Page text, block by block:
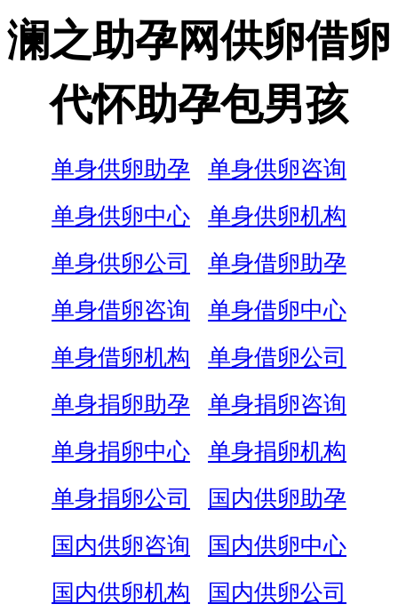
澜之助孕网供卵借卵
代怀助孕包男孩
单身供卵助孕
单身供卵咨询
单身供卵中心
单身供卵机构
单身供卵公司
单身借卵助孕
单身借卵咨询
单身借卵中心
单身借卵机构
单身借卵公司
单身捐卵助孕
单身捐卵咨询
单身捐卵中心
单身捐卵机构
单身捐卵公司
国内供卵助孕
国内供卵咨询
国内供卵中心
国内供卵机构
国内供卵公司